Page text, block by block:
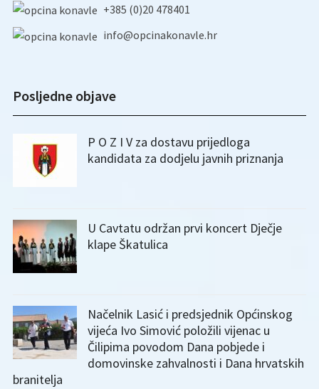
+385 (0)20 478401
info@opcinakonavle.hr
Posljedne objave
P O Z I V za dostavu prijedloga
kandidata za dodjelu javnih priznanja
U Cavtatu održan prvi koncert Dječje
klape Škatulica
Načelnik Lasić i predsjednik Općinskog
vijeća Ivo Simović položili vijenac u
Čilipima povodom Dana pobjede i
domovinske zahvalnosti i Dana hrvatskih
branitelja